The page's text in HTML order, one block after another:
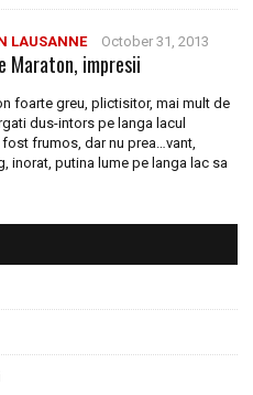
LAUSANNE October 31, 2013
Maraton, impresii
foarte greu, plictisitor, mai mult de
dus-intors pe langa lacul
fost frumos, dar nu prea…vant,
inorat, putina lume pe langa lac sa